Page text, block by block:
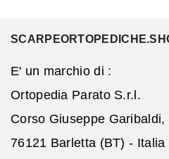
E' un marchio di :
Ortopedia Parato S.r.l.
Corso Giuseppe Garibaldi,
76121 Barletta (BT) - Italia